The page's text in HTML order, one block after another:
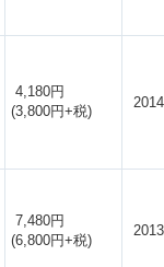
4,180円
(3,800円+税)
7,480円
(6,800円+税)